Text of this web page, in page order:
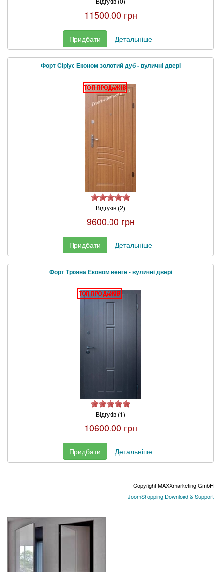
11500.00 грн
Придбати Детальніше
Форт Сіріус Економ золотий дуб - вуличні двері
Відгуків (2)
9600.00 грн
Придбати Детальніше
Форт Трояна Економ венге - вуличні двері
Відгуків (1)
10600.00 грн
Придбати Детальніше
Copyright MAXXmarketing GmbH
JoomShopping Download & Support